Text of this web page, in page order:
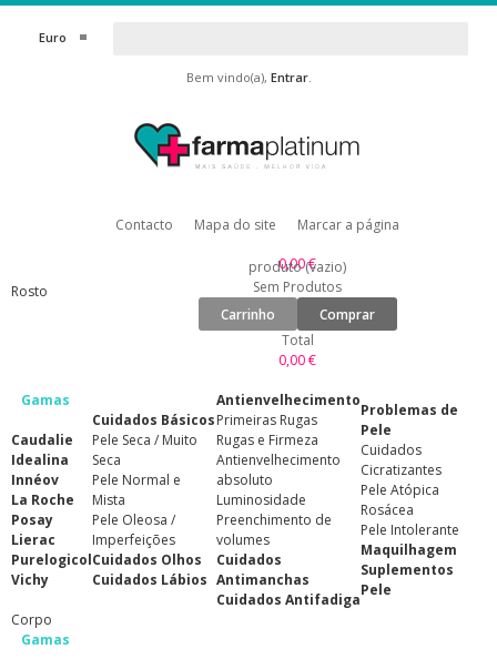
Euro
Bem vindo(a), Entrar.
Contacto Mapa do site Marcar a página
0,00 €
produto (vazio)
Sem Produtos
Carrinho
Comprar
Total
0,00 €
Rosto
Gamas
Caudalie
Idealina
Innéov
La Roche
Posay
Lierac
Purelogicol
Vichy
Cuidados Básicos
Pele Seca / Muito
Seca
Pele Normal e
Mista
Pele Oleosa /
Imperfeições
Cuidados Olhos
Cuidados Lábios
Antienvelhecimento
Primeiras Rugas
Rugas e Firmeza
Antienvelhecimento
absoluto
Luminosidade
Preenchimento de
volumes
Cuidados
Antimanchas
Cuidados Antifadiga
Problemas de
Pele
Cuidados
Cicratizantes
Pele Atópica
Rosácea
Pele Intolerante
Maquilhagem
Suplementos
Pele
Corpo
Gamas